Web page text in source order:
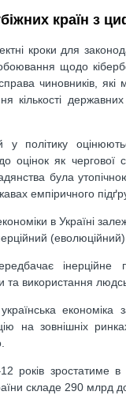
країн з
кроки для
щодо
чиновників, які
кількості
у політику
оцінок як
була
емпіричного
в Україні
та використання
на зовнішніх
років
складе 290 млрд